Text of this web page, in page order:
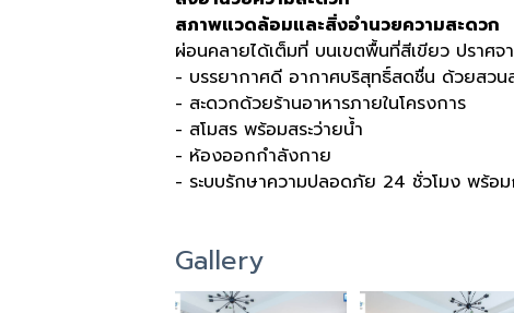
สภาพแวดล้อมและสิ่งอำนวยความสะดวก
ผ่อนคลายได้เต็มที่ บนเขตพื้นที่สีเขียว ปราศจ
- บรรยากาศดี อากาศบริสุทธิ์สดชื่น ด้วยสว
- สะดวกด้วยร้านอาหารภายในโครงการ
- สโมสร พร้อมสระว่ายน้ำ
- ห้องออกกำลังกาย
- ระบบรักษาความปลอดภัย 24 ชั่วโมง พร้อ
Gallery